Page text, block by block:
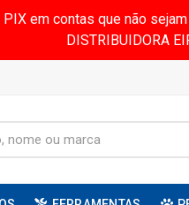
em contas que não
DISTRIBUIDORA